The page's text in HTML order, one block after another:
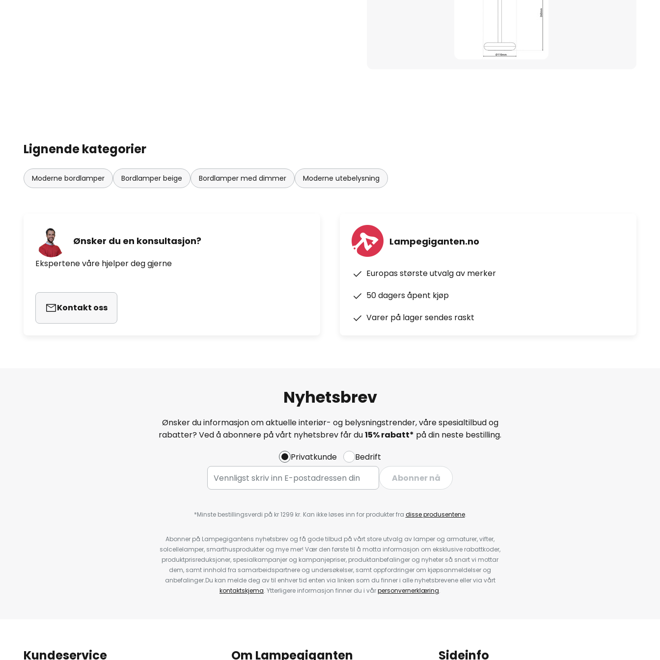
Lignende kategorier
Moderne bordlamper Bordlamper beige Bordlamper med dimmer Moderne utebelysning
Ønsker du en konsultasjon?
Ekspertene våre hjelper deg gjerne
Kontakt oss
Lampegiganten.no
Europas største utvalg av merker
50 dagers åpent kjøp
Varer på lager sendes raskt
Nyhetsbrev
Ønsker du informasjon om aktuelle interiør- og belysningstrender, våre spesialtilbud og
rabatter? Ved å abonnere på vårt nyhetsbrev får du15% rabatt* på din neste bestilling.
Privatkunde
Bedrift
Abonner nå
*Minste bestillingsverdi på kr 1299 kr. Kan ikke løses inn for produkter fra disse produsentene.
Abonner på Lampegigantens nyhetsbrev og få gode tilbud på vårt store utvalg av lamper og armaturer, vifter,
solcellelamper, smarthusprodukter og mye mer! Vær den første til å motta informasjon om eksklusive rabattkoder,
produktprisreduksjoner, spesialkampanjer og kampanjepriser, produktanbefalinger og nyheter så snart vi mottar
dem, samt innhold fra samarbeidspartnere og undersøkelser, samt oppfordringer om kjøpsanmeldelser og
anbefalinger.Du kan melde deg av til enhver tid enten via linken som du finner i alle nyhetsbrevene eller via vårt
kontaktskjema. Ytterligere informasjon finner du i vårpersonvernerklæring.
Kundeservice Om Lampegiganten Sideinfo